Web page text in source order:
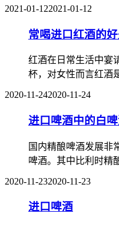
2021-01-122021-01-12
常喝进口红酒的
红酒在日常生活中宴
杯，对女性而言红酒
2020-11-242020-11-24
进口啤酒中的白
国内精酿啤酒发展非
啤酒。其中比利时精
2020-11-232020-11-23
进口啤酒